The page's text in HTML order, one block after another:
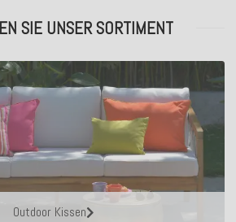
SIE UNSER SORTIMENT
Outdoor Kissen